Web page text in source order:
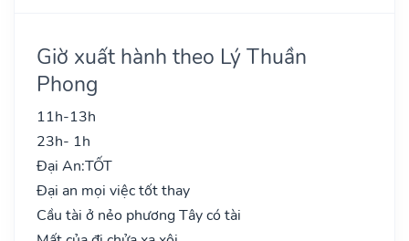
Giờ xuất hành theo Lý Thuần
Phong
11h-13h
23h- 1h
Đại An:TỐT
Đại an mọi việc tốt thay
Cầu tài ở nẻo phương Tây có tài